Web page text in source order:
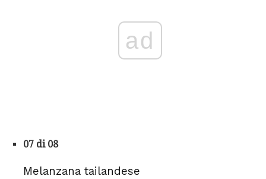
ad
07 di 08
Melanzana tailandese